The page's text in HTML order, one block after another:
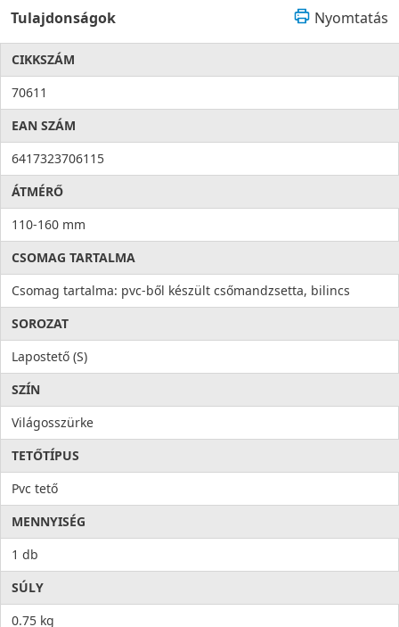
Tulajdonságok Nyomtatás
CIKKSZÁM
70611
EAN SZÁM
6417323706115
ÁTMÉRŐ
110-160 mm
CSOMAG TARTALMA
Csomag tartalma: pvc-ből készült csőmandzsetta, bilincs
SOROZAT
Lapostető (S)
SZÍN
Világosszürke
TETŐTÍPUS
Pvc tető
MENNYISÉG
1 db
SÚLY
0.75 kg